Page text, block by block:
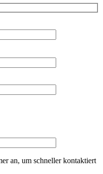
an, um schneller kontaktiert